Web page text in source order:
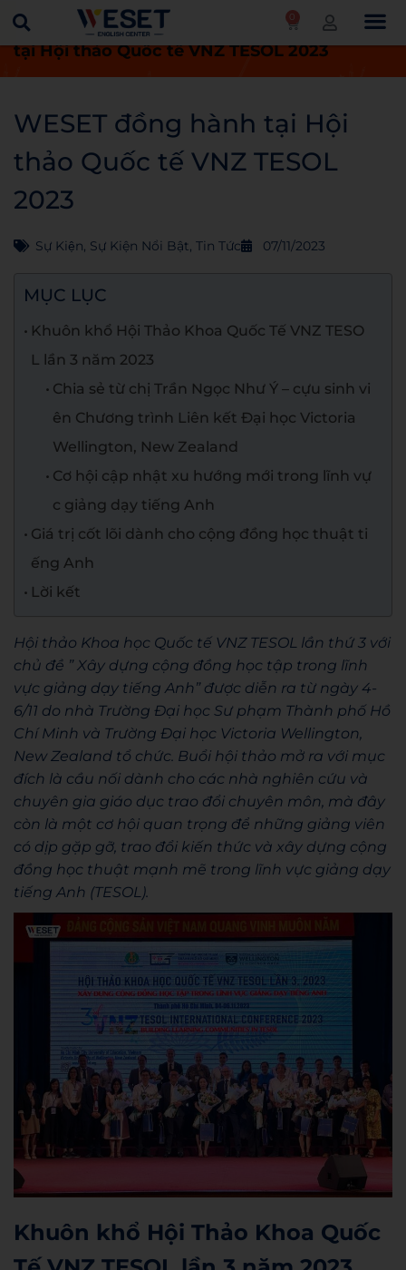
0
Trang chủ Tin tức
WESET đồng hành
tại Hội thảo Quốc tế VNZ TESOL 2023
WESET đồng hành tại Hội
thảo Quốc tế VNZ TESOL
2023
Sự Kiện, Sự Kiện Nổi Bật, Tin Tức 07/11/2023
MỤC LỤC
Khuôn khổ Hội Thảo Khoa Quốc Tế VNZ TESO
L lần 3 năm 2023
Chia sẻ từ chị Trần Ngọc Như Ý – cựu sinh vi
ên Chương trình Liên kết Đại học Victoria
Wellington, New Zealand
Cơ hội cập nhật xu hướng mới trong lĩnh vự
c giảng dạy tiếng Anh
Giá trị cốt lõi dành cho cộng đồng học thuật ti
ếng Anh
Lời kết
Hội thảo Khoa học Quốc tế VNZ TESOL lần thứ 3 với
chủ đề ” Xây dựng cộng đồng học tập trong lĩnh
vực giảng dạy tiếng Anh” được diễn ra từ ngày 4-
6/11 do nhà Trường Đại học Sư phạm Thành phố Hồ
Chí Minh và Trường Đại học Victoria Wellington,
New Zealand tổ chức. Buổi hội thảo mở ra với mục
đích là cầu nối dành cho các nhà nghiên cứu và
chuyên gia giáo dục trao đổi chuyên môn, mà đây
còn là một cơ hội quan trọng để những giảng viên
có dịp gặp gỡ, trao đổi kiến thức và xây dựng cộng
đồng học thuật mạnh mẽ trong lĩnh vực giảng dạy
tiếng Anh (TESOL).
Khuôn khổ Hội Thảo Khoa Quốc